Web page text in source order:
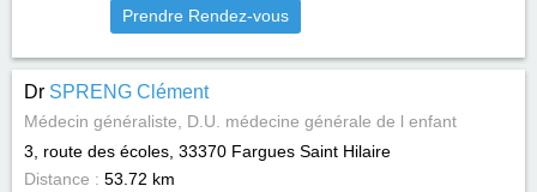
Prendre Rendez-vous
Dr SPRENG Clément
Médecin généraliste, D.U. médecine générale de l enfant
3, route des écoles, 33370 Fargues Saint Hilaire
Distance : 53.72 km